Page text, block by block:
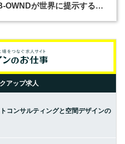
OWNDが世界に提示する美
アップ求人
コンサルティングと空間デザインの